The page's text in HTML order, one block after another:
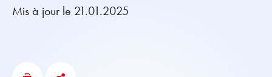
Mis à jour le 21.01.2025